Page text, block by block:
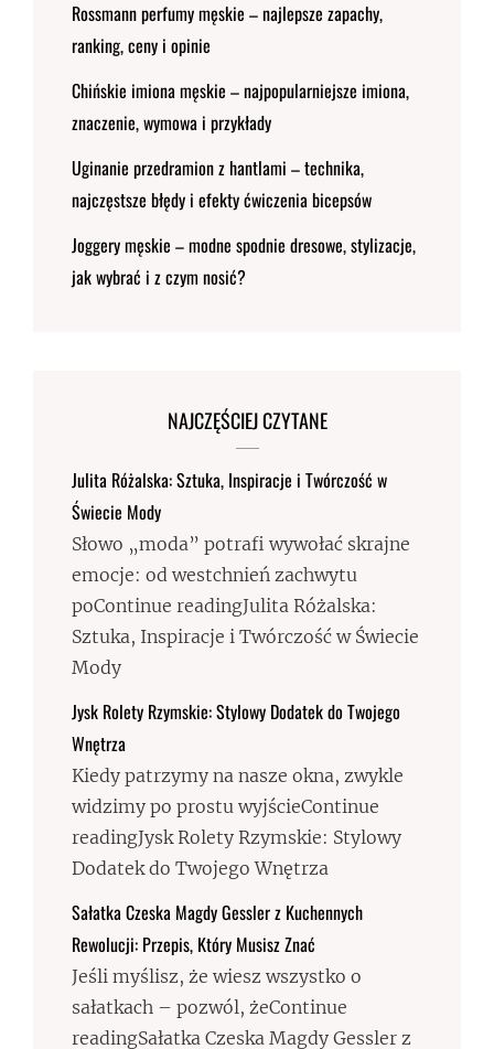
Rossmann perfumy męskie – najlepsze zapachy,
ranking, ceny i opinie
Chińskie imiona męskie – najpopularniejsze imiona,
znaczenie, wymowa i przykłady
Uginanie przedramion z hantlami – technika,
najczęstsze błędy i efekty ćwiczenia bicepsów
Joggery męskie – modne spodnie dresowe, stylizacje,
jak wybrać i z czym nosić?
NAJCZĘŚCIEJ CZYTANE
Julita Różalska: Sztuka, Inspiracje i Twórczość w
Świecie Mody
Słowo „moda” potrafi wywołać skrajne
emocje: od westchnień zachwytu
poContinue readingJulita Różalska:
Sztuka, Inspiracje i Twórczość w Świecie
Mody
Jysk Rolety Rzymskie: Stylowy Dodatek do Twojego
Wnętrza
Kiedy patrzymy na nasze okna, zwykle
widzimy po prostu wyjścieContinue
readingJysk Rolety Rzymskie: Stylowy
Dodatek do Twojego Wnętrza
Sałatka Czeska Magdy Gessler z Kuchennych
Rewolucji: Przepis, Który Musisz Znać
Jeśli myślisz, że wiesz wszystko o
sałatkach – pozwól, żeContinue
readingSałatka Czeska Magdy Gessler z